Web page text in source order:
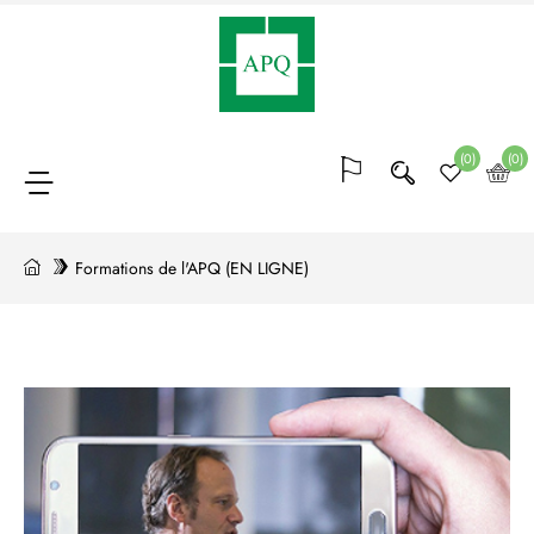
de
Conférences
formations
(0) (0)
Formations de l'APQ (EN LIGNE)